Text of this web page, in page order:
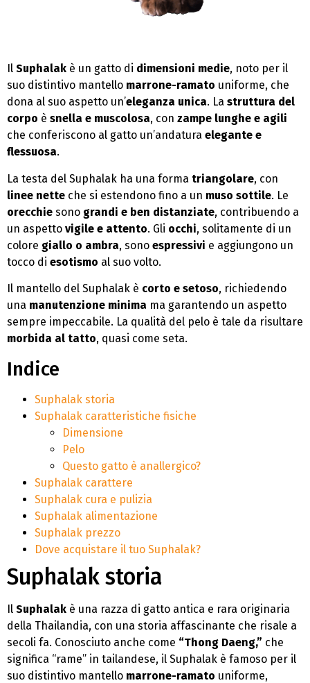
Il Suphalak è un gatto di dimensioni medie, noto per il
suo distintivo mantello marrone-ramato uniforme, che
dona al suo aspetto un’eleganza unica. La struttura del
corpo è snella e muscolosa, con zampe lunghe e agili
che conferiscono al gatto un’andatura elegante e
flessuosa.
La testa del Suphalak ha una forma triangolare, con
linee nette che si estendono fino a un muso sottile. Le
orecchie sono grandi e ben distanziate, contribuendo a
un aspetto vigile e attento. Gli occhi, solitamente di un
colore giallo o ambra, sono espressivi e aggiungono un
tocco di esotismo al suo volto.
Il mantello del Suphalak è corto e setoso, richiedendo
una manutenzione minima ma garantendo un aspetto
sempre impeccabile. La qualità del pelo è tale da risultare
morbida al tatto, quasi come seta.
Indice
Suphalak storia
Suphalak caratteristiche fisiche
Dimensione
Pelo
Questo gatto è anallergico?
Suphalak carattere
Suphalak cura e pulizia
Suphalak alimentazione
Suphalak prezzo
Dove acquistare il tuo Suphalak?
Suphalak storia
Il Suphalak è una razza di gatto antica e rara originaria
della Thailandia, con una storia affascinante che risale a
secoli fa. Conosciuto anche come “Thong Daeng,” che
significa “rame” in tailandese, il Suphalak è famoso per il
suo distintivo mantello marrone-ramato uniforme,